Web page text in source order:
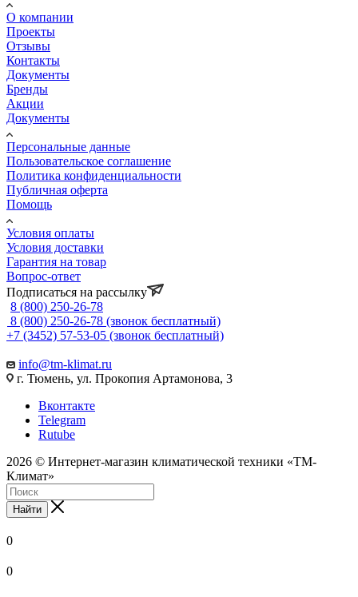
О компании
Проекты
Отзывы
Контакты
Документы
Бренды
Акции
Документы
Персональные данные
Пользовательское соглашение
Политика конфиденциальности
Публичная оферта
Помощь
Условия оплаты
Условия доставки
Гарантия на товар
Вопрос-ответ
Подписаться на рассылку
8 (800) 250-26-78
8 (800) 250-26-78 (звонок бесплатный)
+7 (3452) 57-53-05 (звонок бесплатный)
info@tm-klimat.ru
г. Тюмень, ул. Прокопия Артамонова, 3
Вконтакте
Telegram
Rutube
2026 © Интернет-магазин климатической техники «ТМ-
Климат»
Найти
0
0